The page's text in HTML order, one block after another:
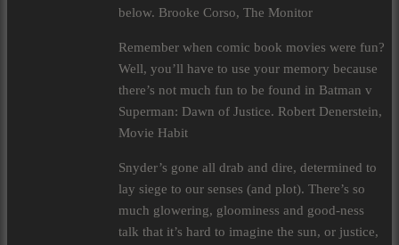
below. Brooke Corso, The Monitor
Remember when comic book movies were fun?
Well, you’ll have to use your memory because
there’s not much fun to be found in Batman v
Superman: Dawn of Justice. Robert Denerstein,
Movie Habit
Snyder’s gone all drab and dire, determined to
lay siege to our senses (and plot). There’s so
much glowering, gloominess and good-ness
talk that it’s hard to imagine the sun, or justice,